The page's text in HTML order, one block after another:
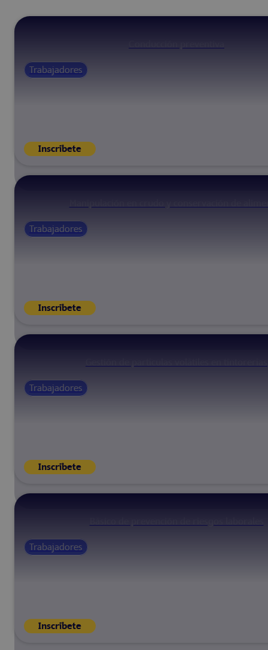
Trabajadores
Inscríbete
Trabajadores
Inscríbete
Trabajadores
Inscríbete
Trabajadores
Inscríbete